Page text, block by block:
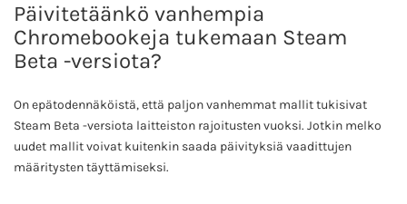
Päivitetäänkö vanhempia
Chromebookeja tukemaan Steam
Beta -versiota?
On epätodennäköistä, että paljon vanhemmat mallit tukisivat
Steam Beta -versiota laitteiston rajoitusten vuoksi. Jotkin melko
uudet mallit voivat kuitenkin saada päivityksiä vaadittujen
määritysten täyttämiseksi.